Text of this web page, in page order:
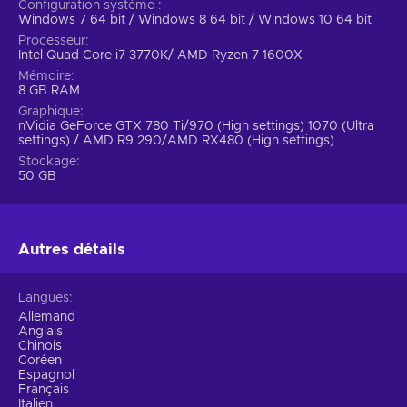
Configuration système
Windows 7 64 bit / Windows 8 64 bit / Windows 10 64 bit
Processeur
Intel Quad Core i7 3770K/ AMD Ryzen 7 1600X
Mémoire
8 GB RAM
Graphique
nVidia GeForce GTX 780 Ti/970 (High settings) 1070 (Ultra
settings) / AMD R9 290/AMD RX480 (High settings)
Stockage
50 GB
Autres détails
Langues
Allemand
Anglais
Chinois
Coréen
Espagnol
Français
Italien